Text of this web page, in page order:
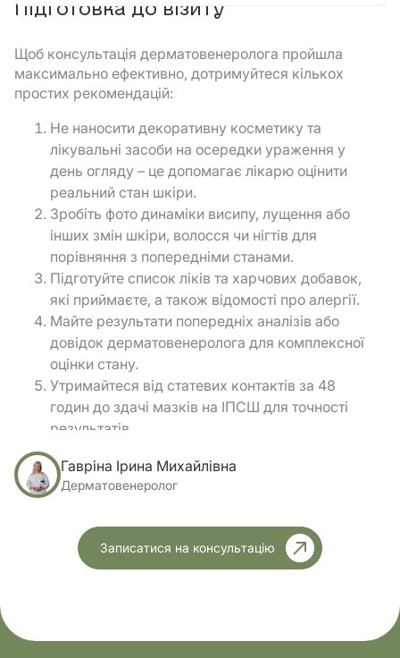
Підготовка до візиту
Щоб консультація дерматовенеролога пройшла
максимально ефективно, дотримуйтеся кількох
простих рекомендацій:
Не наносити декоративну косметику та
лікувальні засоби на осередки ураження у
день огляду – це допомагає лікарю оцінити
реальний стан шкіри.
Зробіть фото динаміки висипу, лущення або
інших змін шкіри, волосся чи нігтів для
порівняння з попередніми станами.
Підготуйте список ліків та харчових добавок,
які приймаєте, а також відомості про алергії.
Майте результати попередніх аналізів або
довідок дерматовенеролога для комплексної
оцінки стану.
Утримайтеся від статевих контактів за 48
годин до здачі мазків на ІПСШ для точності
результатів.
пропустити важливі моменти під час
консультації.
забезпечте гарне освітлення та чіткі фото
уражень – це дозволить точно оцінити стан
венерологу в Дніпрі швидко і точно оцінити Ваш
Гавріна Ірина Михайлівна
Дерматовенеролог
Записатися на консультацію